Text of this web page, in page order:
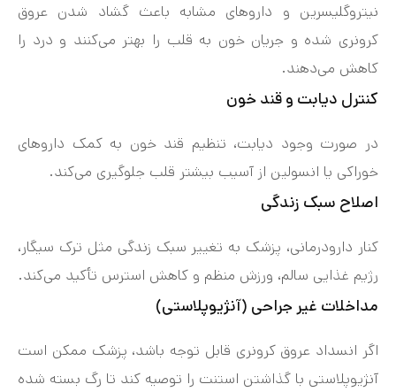
نیتروگلیسرین و داروهای مشابه باعث گشاد شدن عروق
کرونری شده و جریان خون به قلب را بهتر می‌کنند و درد را
کاهش می‌دهند.
کنترل دیابت و قند خون
در صورت وجود دیابت، تنظیم قند خون به کمک داروهای
خوراکی یا انسولین از آسیب بیشتر قلب جلوگیری می‌کند.
اصلاح سبک زندگی
کنار دارودرمانی، پزشک به تغییر سبک زندگی مثل ترک سیگار،
رژیم غذایی سالم، ورزش منظم و کاهش استرس تأکید می‌کند.
مداخلات غیر جراحی (آنژیوپلاستی)
اگر انسداد عروق کرونری قابل توجه باشد، پزشک ممکن است
آنژیوپلاستی با گذاشتن استنت را توصیه کند تا رگ بسته شده